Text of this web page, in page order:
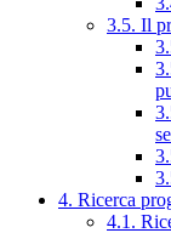
3.5. Il
4. Ricerca
4.1.